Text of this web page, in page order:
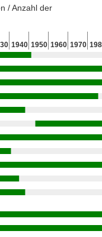
/ Anzahl der
1940 1950 1960 1970